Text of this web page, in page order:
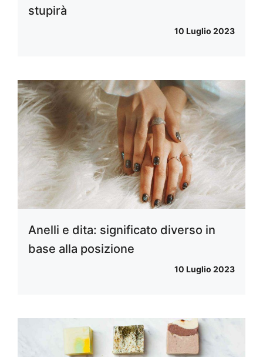
stupirà
10 Luglio 2023
Anelli e dita: significato diverso in
base alla posizione
10 Luglio 2023